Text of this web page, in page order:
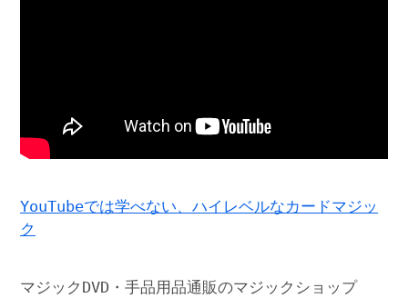
YouTubeでは学べない、ハイレベルなカードマジッ
ク
マジックDVD・手品用品通販のマジックショップ